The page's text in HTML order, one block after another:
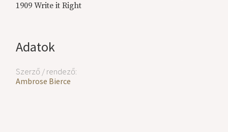
Adatok
Szerző / rendező:
Ambrose Bierce
1909 Write it Right